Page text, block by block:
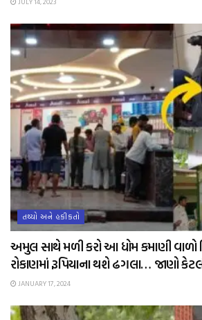
તથ્યો અને હકીકતો
અમુલ સાથે મળી કરો આ ધોમ કમાણી
રોકાણમાં રૂપિયાના થશે ઢગલા… જાણો
JANUARY 17, 2024